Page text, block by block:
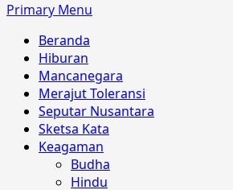
Primary Menu
Beranda
Hiburan
Mancanegara
Merajut Toleransi
Seputar Nusantara
Sketsa Kata
Keagaman
Budha
Hindu